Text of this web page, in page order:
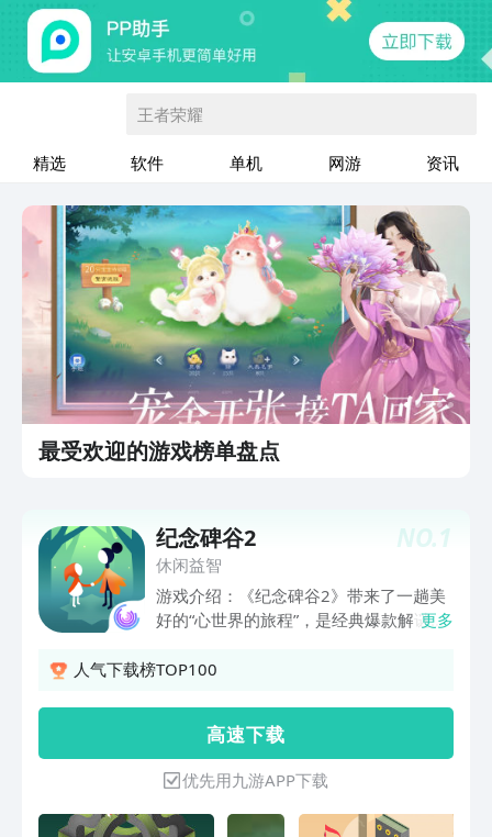
王者荣耀
精选 软件 单机 网游 资讯
最受欢迎的游戏榜单盘点
NO.1
纪念碑谷2
休闲益智
游戏介绍：《纪念碑谷2》带来了一趟美
好的“心世界的旅程”，是经典爆款解谜独
开视力错觉为核心玩法的解谜游戏。 一
【充满谜题的优雅关卡】运用全新互动式
角色解密，探索角色之间的动态转换
【奇幻的行走方式】将建筑风格、艺术运
动、和个人意识完美结合，转化成令人惊
叹不已的
更多
人气下载榜TOP100
高 速 下 载
优先用九游APP下载